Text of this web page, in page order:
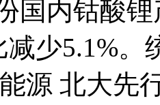
国内钴酸
减少5.1%
源 北大先